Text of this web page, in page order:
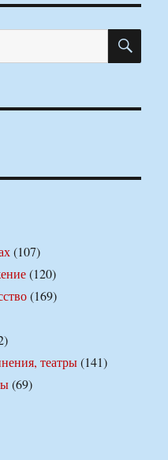
(107)
(120)
(169)
театры(141)
(69)